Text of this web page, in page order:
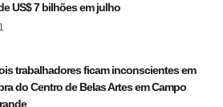
US$ 7 bilhões em julho
trabalhadores ficam inconscientes em
do Centro de Belas Artes em Campo